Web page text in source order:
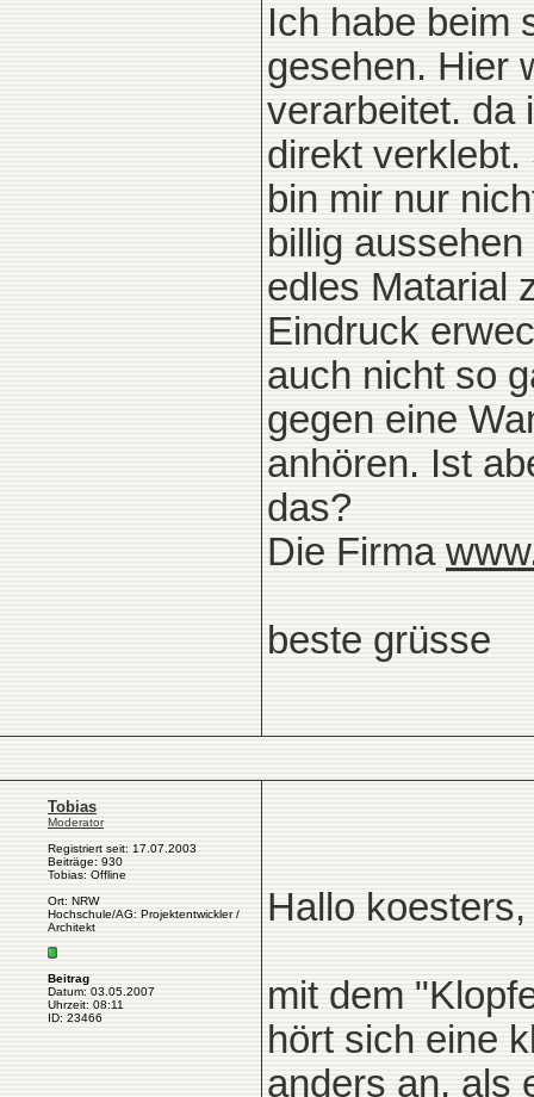
Ich habe beim
gesehen. Hier
verarbeitet. da
direkt
bin mir nur
billig
edles Matarial
Eindruck
auch nicht so
gegen eine
anhören. Ist
das?
Die Firma
beste grüsse
Tobias
Moderator
Registriert seit: 17.07.2003
Beiträge: 930
Tobias: Offline
Ort: NRW
Hochschule/AG: Projektentwickler /
Architekt
Beitrag
Datum: 03.05.2007
Uhrzeit: 08:11
ID: 23466
Hallo koesters,
mit dem
hört sich eine
anders an, als